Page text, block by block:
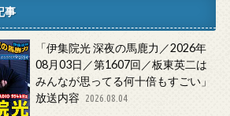
事
「伊集院光 深夜の馬鹿力／2026年
08月03日／第1607回／板東英二は
みんなが思ってる何十倍もすごい」
放送内容
2026.08.04